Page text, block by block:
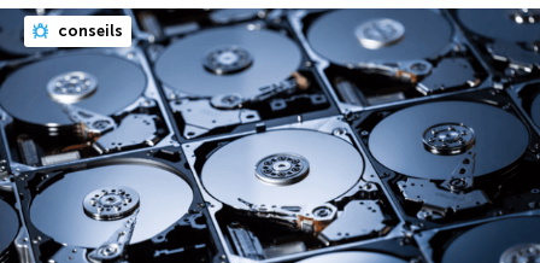
conseils